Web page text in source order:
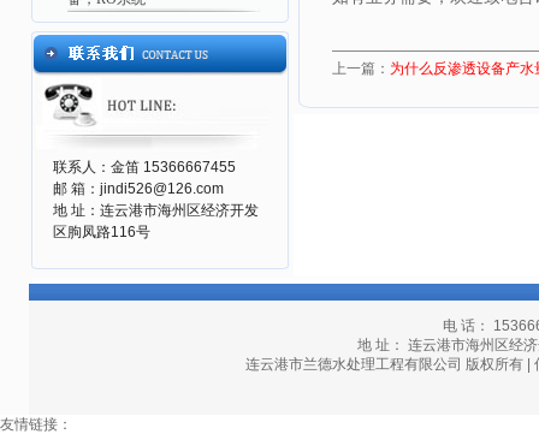
联系人：金笛 15366667455
邮 箱：jindi526@126.com
地 址：连云港市海州区经济开发
区朐凤路116号
上一篇： 为什么反渗透设备产水
电 话：
地 址： 连云港市海州区经
连云港市兰德水处理工程有限公司 版权所有 |
友情链接：